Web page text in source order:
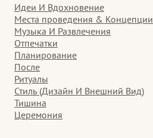
Идеи И Вдохновение
Места проведения & Концепции
Музыка И Развлечения
Отпечатки
Планирование
После
Ритуалы
Стиль (Дизайн И Внешний Вид)
Тишина
Церемония